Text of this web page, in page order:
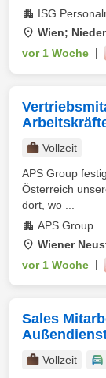
ISG
Wien;
vor 1 Woche
Vollzeit
APS Group
Österreich
dort, wo ...
APS Group
Wiener
vor 1 Woche
Sales
Vollzeit